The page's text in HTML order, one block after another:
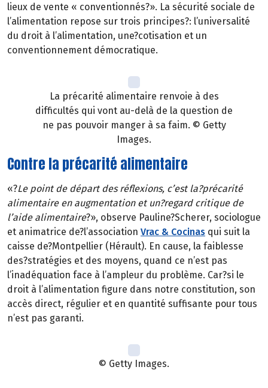
lieux de vente « conventionnés?». La sécurité sociale de
l’alimentation repose sur trois principes?: l’universalité
du droit à l’alimentation, une?cotisation et un
conventionnement démocratique.
La précarité alimentaire renvoie à des
difficultés qui vont au-delà de la question de
ne pas pouvoir manger à sa faim. © Getty
Images.
Contre la précarité alimentaire
«?Le point de départ des réflexions, c’est la?précarité
alimentaire en augmentation et un?regard critique de
l’aide alimentaire?», observe Pauline?Scherer, sociologue
et animatrice de?l’association Vrac & Cocinas qui suit la
caisse de?Montpellier (Hérault). En cause, la faiblesse
des?stratégies et des moyens, quand ce n’est pas
l’inadéquation face à l’ampleur du problème. Car?si le
droit à l’alimentation figure dans notre constitution, son
accès direct, régulier et en quantité suffisante pour tous
n’est pas garanti.
© Getty Images.